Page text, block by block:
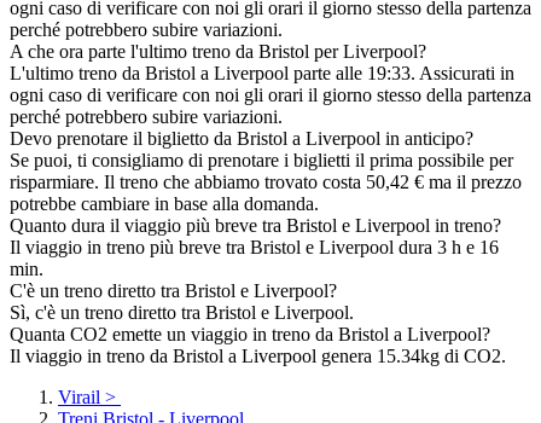
ogni caso di verificare con noi gli orari il giorno stesso della partenza
perché potrebbero subire variazioni.
A che ora parte l'ultimo treno da Bristol per Liverpool?
L'ultimo treno da Bristol a Liverpool parte alle 19:33. Assicurati in
ogni caso di verificare con noi gli orari il giorno stesso della partenza
perché potrebbero subire variazioni.
Devo prenotare il biglietto da Bristol a Liverpool in anticipo?
Se puoi, ti consigliamo di prenotare i biglietti il prima possibile per
risparmiare. Il treno che abbiamo trovato costa 50,42 € ma il prezzo
potrebbe cambiare in base alla domanda.
Quanto dura il viaggio più breve tra Bristol e Liverpool in treno?
Il viaggio in treno più breve tra Bristol e Liverpool dura 3 h e 16
min.
C'è un treno diretto tra Bristol e Liverpool?
Sì, c'è un treno diretto tra Bristol e Liverpool.
Quanta CO2 emette un viaggio in treno da Bristol a Liverpool?
Il viaggio in treno da Bristol a Liverpool genera 15.34kg di CO2.
Virail >
Treni Bristol - Liverpool